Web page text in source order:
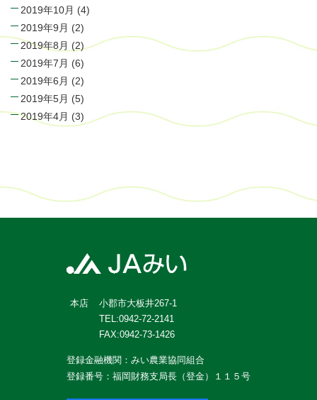
2019年10月 (4)
2019年9月 (2)
2019年8月 (2)
2019年7月 (6)
2019年6月 (2)
2019年5月 (5)
2019年4月 (3)
本店
小郡市大板井267-1
TEL:0942-72-2141
FAX:0942-73-1426
登録金融機関：みい農業協同組合
登録番号：福岡財務支局長（登金）１１５号